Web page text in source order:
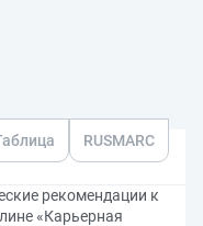
RUSMARC
рекомендации к
«Карьерная